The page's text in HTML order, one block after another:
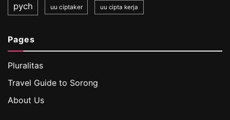
pych uu ciptaker uu cipta kerja
Pages
Pluralitas
Travel Guide to Sorong
About Us